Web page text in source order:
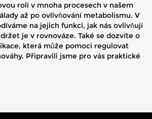
roli v mnoha procesech v našem
až po ovlivňování metabolismu. V
na jejich funkci, jak nás ovlivňují
je v rovnováze. Také se dozvíte o
která může pomoci regulovat
Připravili jsme pro vás praktické